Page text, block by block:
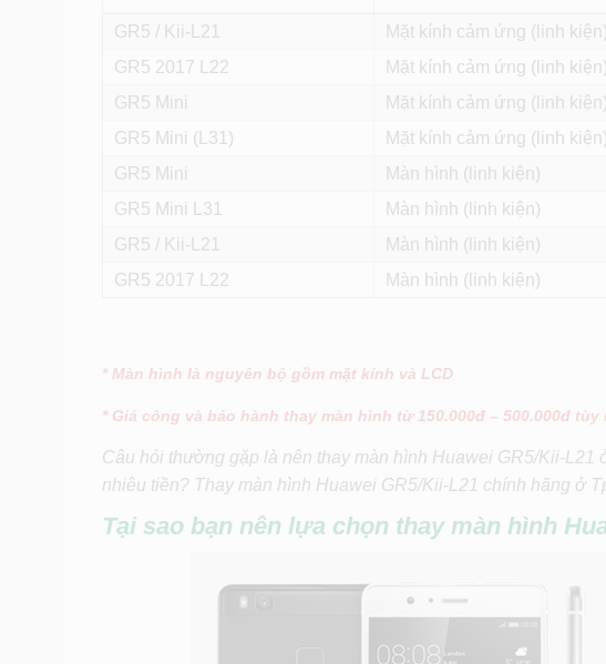
GR5 / Kii-L21 Mặt kính cảm ứng (linh kiện)
GR5 2017 L22
Mặt kính cảm ứng (linh kiện)
GR5 Mini
Mặt kính cảm ứng (linh kiện)
GR5 Mini (L31)
Mặt kính cảm ứng (linh kiện)
GR5 Mini
Màn hình (linh kiện)
GR5 Mini L31
Màn hình (linh kiện)
GR5 / Kii-L21
Màn hình (linh kiện)
GR5 2017 L22
Màn hình (linh kiện)
* Màn hình là nguyên bộ gồm mặt kính và LCD
* Giá công và bảo hành thay màn hình từ 150.000đ – 500.000đ tùy
Câu hỏi thường gặp là nên thay màn hình Huawei GR5/Kii-
nhiêu tiền? Thay màn hình Huawei GR5/Kii-L21 chính hãng ở
Tại sao bạn nên lựa chọn thay màn hình